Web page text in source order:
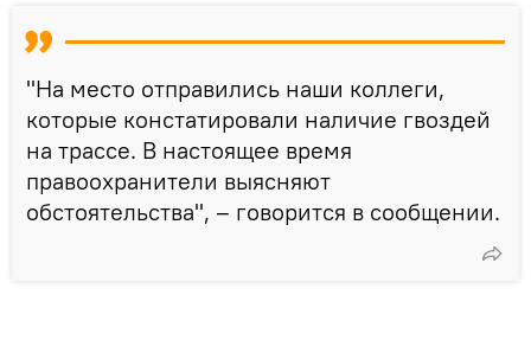
"На место отправились наши коллеги,
которые констатировали наличие гвоздей
на трассе. В настоящее время
правоохранители выясняют
обстоятельства", – говорится в сообщении.